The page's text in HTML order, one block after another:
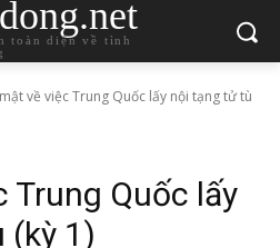
toàn diện về tình
về việc Trung Quốc lấy nội tạng tử tù
Trung Quốc lấy
(kỳ 1)